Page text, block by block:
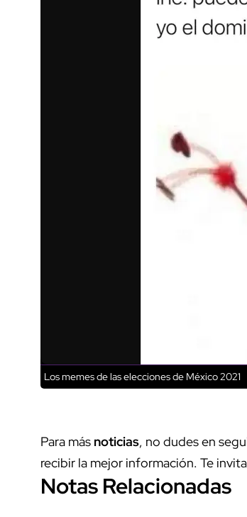
Los memes de las elecciones de México 2021
Para más noticias, no dudes en
recibir la mejor información. Te
Notas Relacionadas